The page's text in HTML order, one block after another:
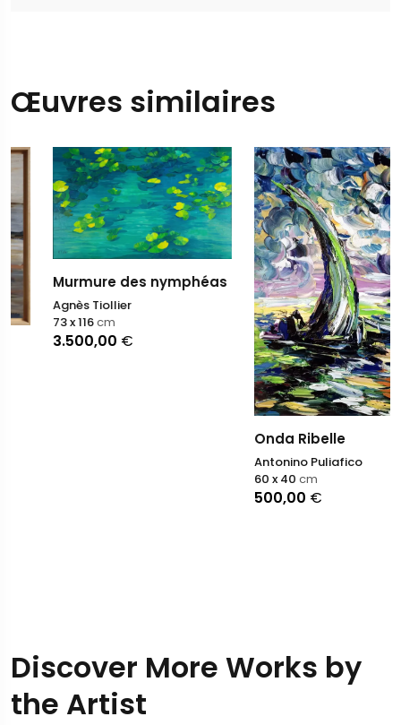
Œuvres similaires
Murmure des nymphéas
Agnès Tiollier
3.500,00€
73 x 116cm
Onda Ribelle
Antonino Puliafico
500,00€
60 x 40cm
Discover More Works by
the Artist